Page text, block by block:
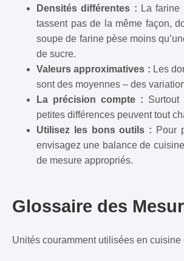
Densités différentes : La
tassent pas de la même façon,
soupe de farine pèse moins
de sucre.
Valeurs approximatives : Les
sont des moyennes – des
La précision compte : Surtout
petites différences peuvent tout
Utilisez les bons outils : Pour
envisagez une balance de
de mesure appropriés.
Glossaire des
Unités couramment utilisées en cuisine